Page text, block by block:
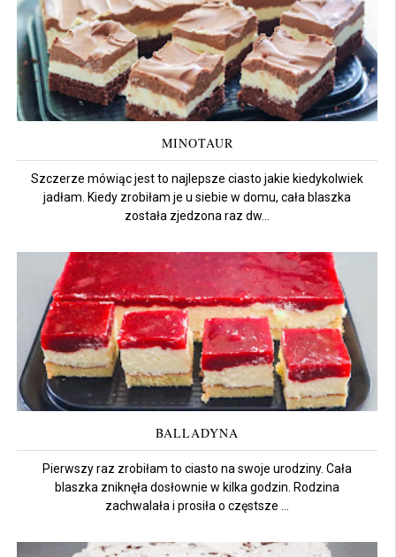
MINOTAUR
Szczerze mówiąc jest to najlepsze ciasto jakie kiedykolwiek
jadłam. Kiedy zrobiłam je u siebie w domu, cała blaszka
została zjedzona raz dw...
BALLADYNA
Pierwszy raz zrobiłam to ciasto na swoje urodziny. Cała
blaszka zniknęła dosłownie w kilka godzin. Rodzina
zachwalała i prosiła o częstsze ...